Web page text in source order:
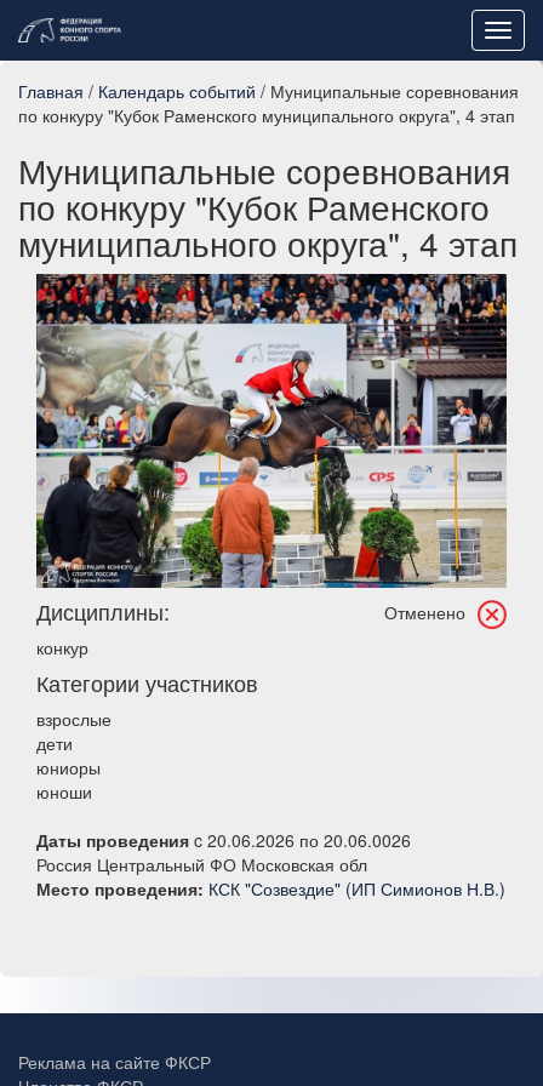
Главная / Календарь событий / Муниципальные соревнования
по конкуру "Кубок Раменского муниципального округа", 4 этап
Муниципальные соревнования
по конкуру "Кубок Раменского
муниципального округа", 4 этап
Отменено
Дисциплины:
конкур
Категории участников
взрослые
дети
юниоры
юноши
Даты проведения c 20.06.2026 по 20.06.0026
Россия Центральный ФО Московская обл
Место проведения: КСК "Созвездие" (ИП Симионов Н.В.)
Реклама на сайте ФКСР